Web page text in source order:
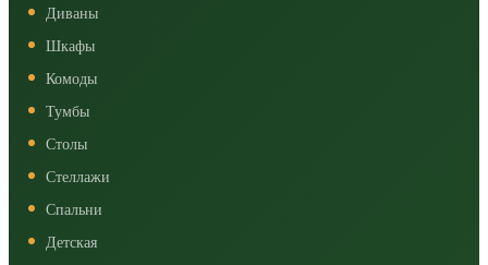
Диваны
Шкафы
Комоды
Тумбы
Столы
Стеллажи
Спальни
Детская